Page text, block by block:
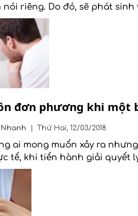
nói riêng. Do đó, sẽ phát
đơn phương khi một
Thứ Hai, 12/03/2018
ai mong muốn xảy ra
tế, khi tiến hành giải quyết